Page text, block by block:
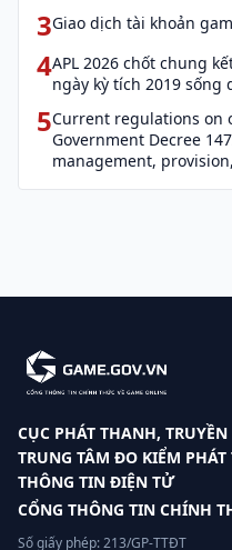
3Giao dịch tài khoản
4APL 2026 chốt chung
ngày kỳ tích 2019 sống
5Current regulations on
Government Decree
management,
CỤC PHÁT THANH,
TRUNG TÂM ĐO KIỂM
THÔNG TIN ĐIỆN TỬ
CỔNG THÔNG TIN CHÍNH
Số giấy phép: 213/GP-TTĐT